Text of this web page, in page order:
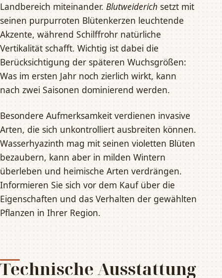
Landbereich miteinander. Blutweiderich setzt mit
seinen purpurroten Blütenkerzen leuchtende
Akzente, während Schilffrohr natürliche
Vertikalität schafft. Wichtig ist dabei die
Berücksichtigung der späteren Wuchsgrößen:
Was im ersten Jahr noch zierlich wirkt, kann
nach zwei Saisonen dominierend werden.
Besondere Aufmerksamkeit verdienen invasive
Arten, die sich unkontrolliert ausbreiten können.
Wasserhyazinth mag mit seinen violetten Blüten
bezaubern, kann aber in milden Wintern
überleben und heimische Arten verdrängen.
Informieren Sie sich vor dem Kauf über die
Eigenschaften und das Verhalten der gewählten
Pflanzen in Ihrer Region.
Technische Ausstattung